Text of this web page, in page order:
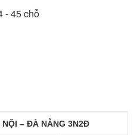
- 45 chỗ
NỘI – ĐÀ NẴNG 3N2Đ